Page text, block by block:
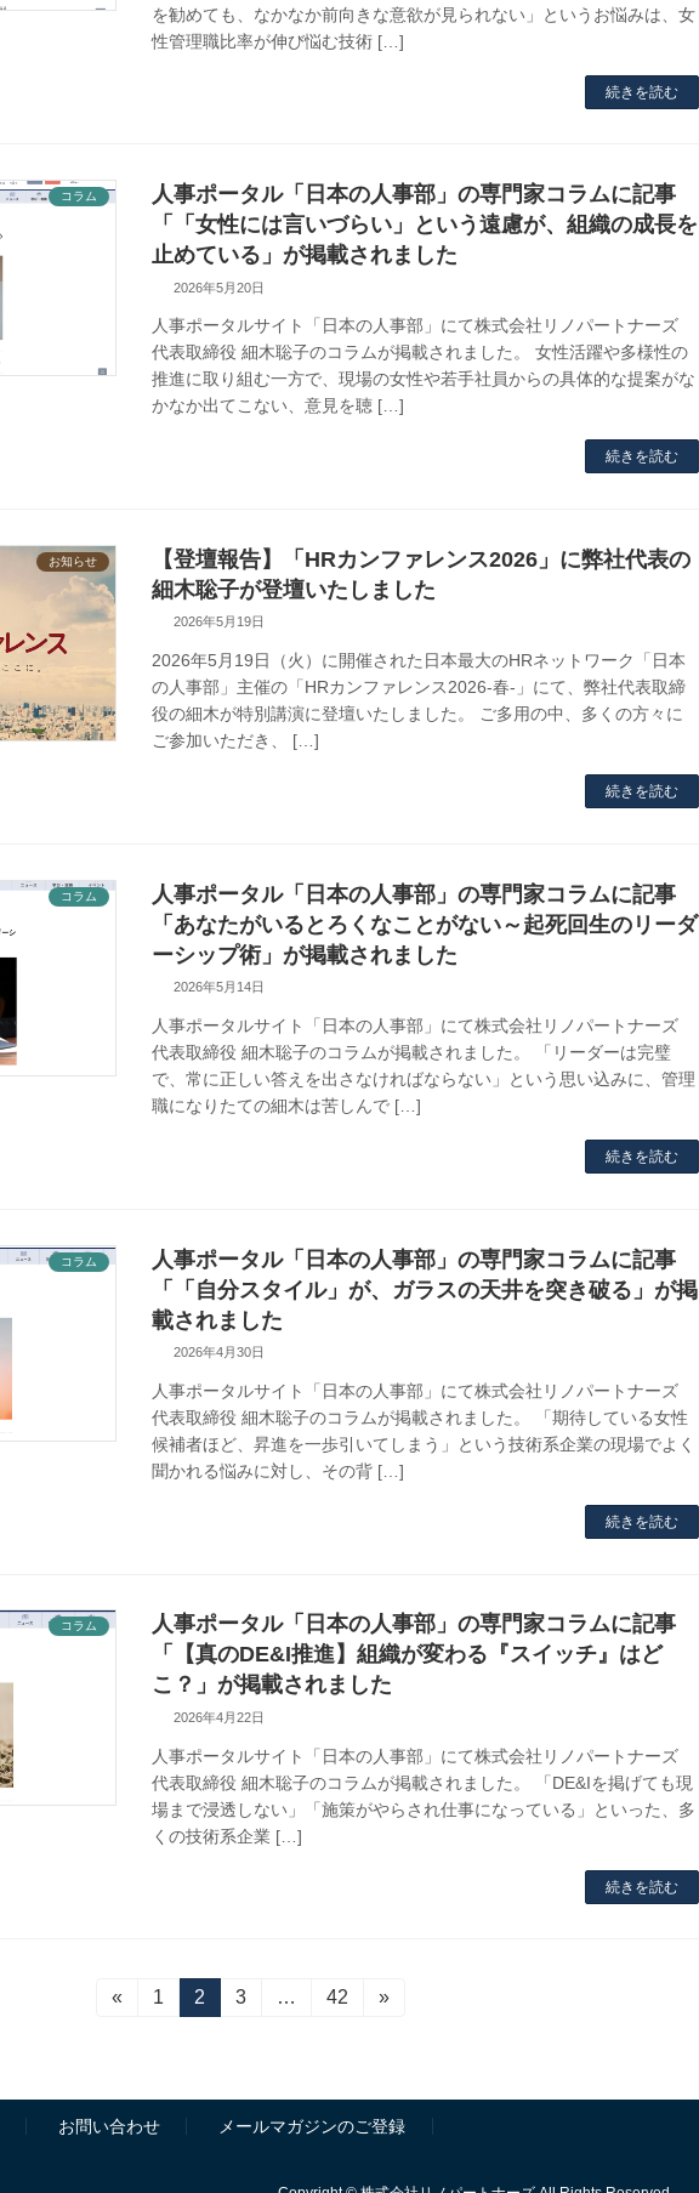
を勧めても、なかなか前向きな意欲が見られない」というお悩みは、女
性管理職比率が伸び悩む技術 […]
続きを読む
コラム
人事ポータル「日本の人事部」の専門家コラムに記事
「「女性には言いづらい」という遠慮が、組織の成長を
止めている」が掲載されました
2026年5月20日
人事ポータルサイト「日本の人事部」にて株式会社リノパートナーズ
代表取締役 細木聡子のコラムが掲載されました。 女性活躍や多様性の
推進に取り組む一方で、現場の女性や若手社員からの具体的な提案がな
かなか出てこない、意見を聴 […]
続きを読む
お知らせ
【登壇報告】「HRカンファレンス2026」に弊社代表の
細木聡子が登壇いたしました
2026年5月19日
2026年5月19日（火）に開催された日本最大のHRネットワーク「日本
の人事部」主催の「HRカンファレンス2026-春-」にて、弊社代表取締
役の細木が特別講演に登壇いたしました。 ご多用の中、多くの方々に
ご参加いただき、 […]
続きを読む
コラム
人事ポータル「日本の人事部」の専門家コラムに記事
「あなたがいるとろくなことがない～起死回生のリーダ
ーシップ術」が掲載されました
2026年5月14日
人事ポータルサイト「日本の人事部」にて株式会社リノパートナーズ
代表取締役 細木聡子のコラムが掲載されました。 「リーダーは完璧
で、常に正しい答えを出さなければならない」という思い込みに、管理
職になりたての細木は苦しんで […]
続きを読む
コラム
人事ポータル「日本の人事部」の専門家コラムに記事
「「自分スタイル」が、ガラスの天井を突き破る」が掲
載されました
2026年4月30日
人事ポータルサイト「日本の人事部」にて株式会社リノパートナーズ
代表取締役 細木聡子のコラムが掲載されました。 「期待している女性
候補者ほど、昇進を一歩引いてしまう」という技術系企業の現場でよく
聞かれる悩みに対し、その背 […]
続きを読む
コラム
人事ポータル「日本の人事部」の専門家コラムに記事
「【真のDE&I推進】組織が変わる『スイッチ』はど
こ？」が掲載されました
2026年4月22日
人事ポータルサイト「日本の人事部」にて株式会社リノパートナーズ
代表取締役 細木聡子のコラムが掲載されました。 「DE&Iを掲げても現
場まで浸透しない」「施策がやらされ仕事になっている」といった、多
くの技術系企業 […]
続きを読む
«
固
ジ
1
固
定
ジ
2
固
ジ
3 …
固
ジ
42 »
お問い合わせ メールマガジンのご登録